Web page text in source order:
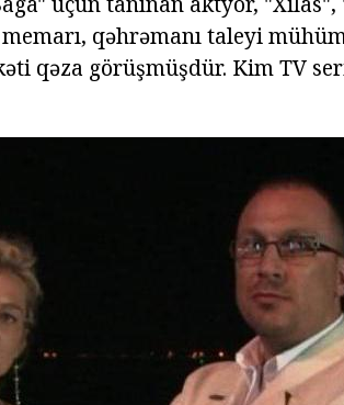
qəhrəmanı taleyi
qəza görüşmüşdür. Kim TV